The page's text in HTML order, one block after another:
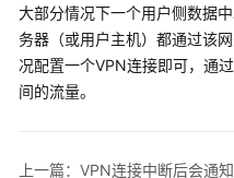
计
费
说
快
大部分情况下一个用户侧数据
务器（或用户主机）都通过该
况配置一个VPN连接即可，通
间的流量。
上一篇：VPN连接中断后会通知